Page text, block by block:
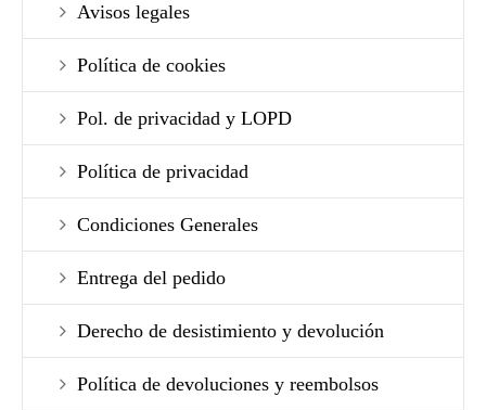
Avisos legales
Política de cookies
Pol. de privacidad y LOPD
Política de privacidad
Condiciones Generales
Entrega del pedido
Derecho de desistimiento y devolución
Política de devoluciones y reembolsos